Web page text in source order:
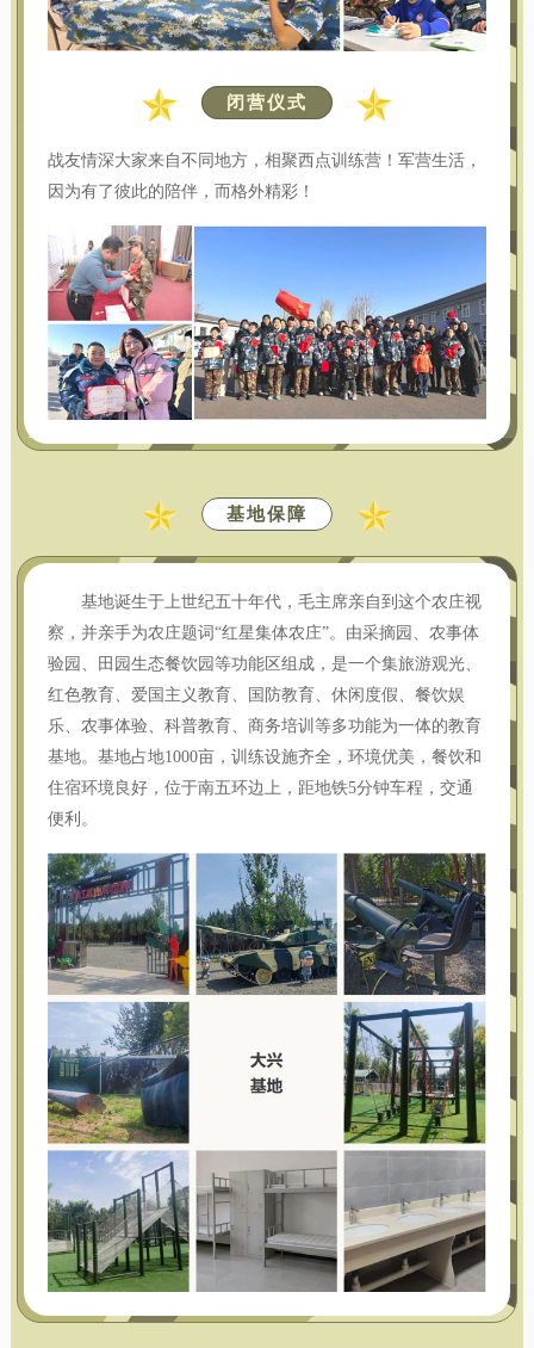
闭营仪式
战友情深大家来自不同地方，相聚西点训练营！军营生活，
因为有了彼此的陪伴，而格外精彩！
基地保障
基地诞生于上世纪五十年代，毛主席亲自到这个农庄视
察，并亲手为农庄题词“红星集体农庄”。由采摘园、农事体
验园、田园生态餐饮园等功能区组成，是一个集旅游观光、
红色教育、爱国主义教育、国防教育、休闲度假、餐饮娱
乐、农事体验、科普教育、商务培训等多功能为一体的教育
基地。基地占地1000亩，训练设施齐全，环境优美，餐饮和
住宿环境良好，位于南五环边上，距地铁5分钟车程，交通
便利。